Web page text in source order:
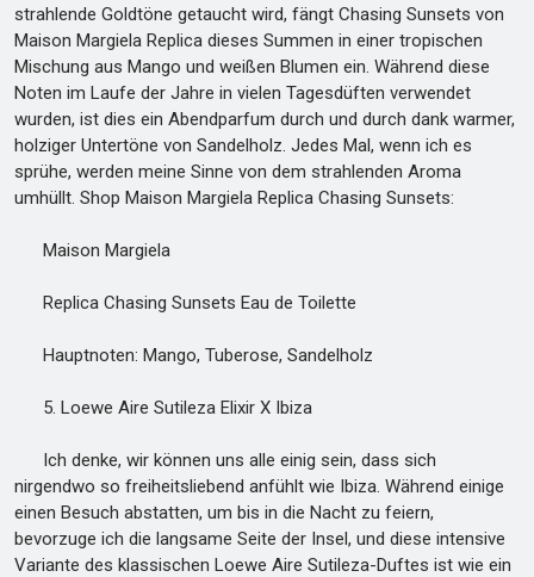
strahlende Goldtöne getaucht wird, fängt Chasing Sunsets von
Maison Margiela Replica dieses Summen in einer tropischen
Mischung aus Mango und weißen Blumen ein. Während diese
Noten im Laufe der Jahre in vielen Tagesdüften verwendet
wurden, ist dies ein Abendparfum durch und durch dank warmer,
holziger Untertöne von Sandelholz. Jedes Mal, wenn ich es
sprühe, werden meine Sinne von dem strahlenden Aroma
umhüllt. Shop Maison Margiela Replica Chasing Sunsets:
Maison Margiela
Replica Chasing Sunsets Eau de Toilette
Hauptnoten: Mango, Tuberose, Sandelholz
5. Loewe Aire Sutileza Elixir X Ibiza
Ich denke, wir können uns alle einig sein, dass sich
nirgendwo so freiheitsliebend anfühlt wie Ibiza. Während einige
einen Besuch abstatten, um bis in die Nacht zu feiern,
bevorzuge ich die langsame Seite der Insel, und diese intensive
Variante des klassischen Loewe Aire Sutileza-Duftes ist wie ein